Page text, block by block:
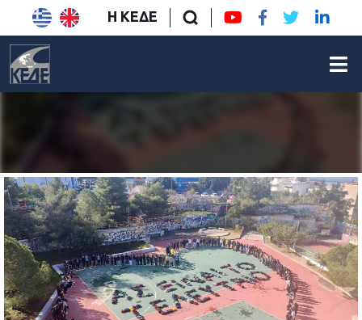
Η ΚΕΔΕ